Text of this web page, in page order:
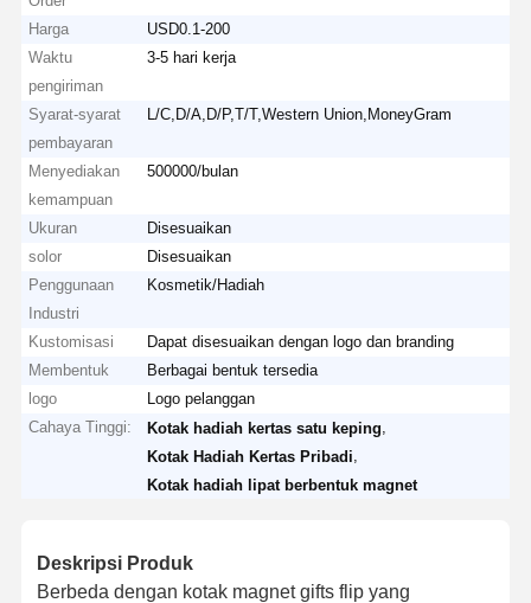
Harga
USD0.1-200
Waktu
pengiriman
3-5 hari kerja
Syarat-syarat
pembayaran
L/C,D/A,D/P,T/T,Western Union,MoneyGram
Menyediakan
kemampuan
500000/bulan
Ukuran
Disesuaikan
solor
Disesuaikan
Penggunaan
Industri
Kosmetik/Hadiah
Kustomisasi
Dapat disesuaikan dengan logo dan branding
Membentuk
Berbagai bentuk tersedia
logo
Logo pelanggan
Cahaya Tinggi:
Kotak hadiah kertas satu keping
Kotak Hadiah Kertas Pribadi
Kotak hadiah lipat berbentuk magnet
Deskripsi Produk
Berbeda dengan kotak magnet gifts flip yang